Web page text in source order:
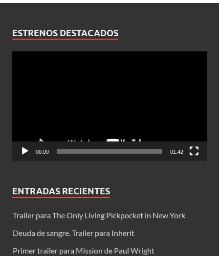
ESTRENOS DESTACADOS
00:00 01:42
ENTRADAS RECIENTES
Trailer para The Only Living Pickpocket in New York
Deuda de sangre. Trailer para Inherit
Primer trailer para Mission de Paul Wright